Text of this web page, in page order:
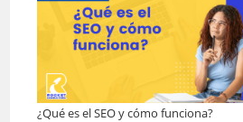
¿Qué es el SEO y cómo funciona?